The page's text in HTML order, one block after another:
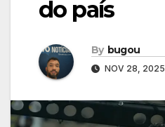
do país
By bugou
NOV 28, 2025